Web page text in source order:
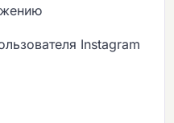
Instagram